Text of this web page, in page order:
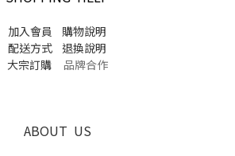
加入會員
購物說明
配送方式
退換說明
大宗訂購品牌合作
ABOUT US